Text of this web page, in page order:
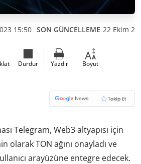
15:50 SON GÜNCELLEME 22 Ekim
Durdur Yazdır Boyut
Telegram, Web3 altyapısı için
olarak TON ağını onayladı ve
arayüzüne entegre edecek.